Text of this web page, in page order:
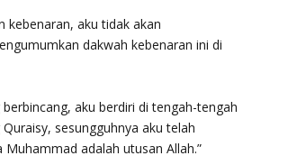
kebenaran, aku tidak akan
dakwah kebenaran ini di
aku berdiri di tengah-tengah
sesungguhnya aku telah
adalah utusan Allah.”